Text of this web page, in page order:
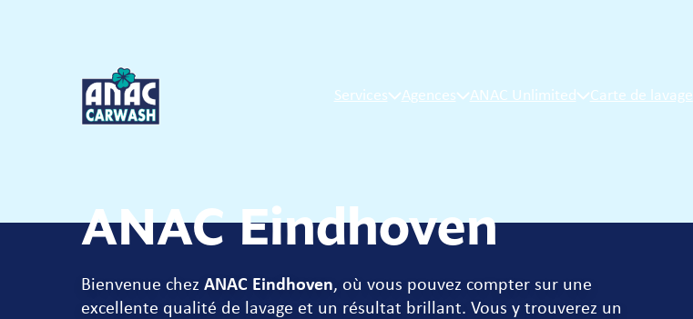
Services Agences ANAC Unlimited Carte de lavage
ANAC Eindhoven
Bienvenue chez ANAC Eindhoven, où vous pouvez compter sur une
excellente qualité de lavage et un résultat brillant. Vous y trouverez un